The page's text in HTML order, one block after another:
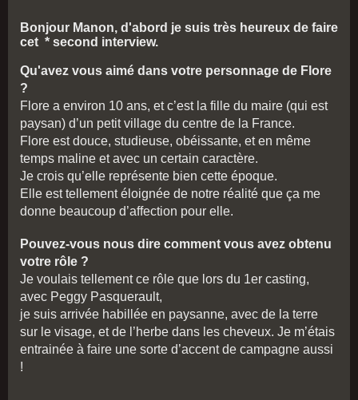
Bonjour Manon, d'abord je suis très heureux de faire
cet * second interview.
Qu'avez vous aimé dans votre personnage de Flore
?
Flore a environ 10 ans, et c’est la fille du maire (qui est
paysan) d’un petit village du centre de la France.
Flore est douce, studieuse, obéissante, et en même
temps maline et avec un certain caractère.
Je crois qu’elle représente bien cette époque.
Elle est tellement éloignée de notre réalité que ça me
donne beaucoup d’affection pour elle.
Pouvez-vous nous dire comment vous avez obtenu
votre rôle ?
Je voulais tellement ce rôle que lors du 1er casting,
avec Peggy Pasquerault,
je suis arrivée habillée en paysanne, avec de la terre
sur le visage, et de l’herbe dans les cheveux. Je m’étais
entrainée à faire une sorte d’accent de campagne aussi
!